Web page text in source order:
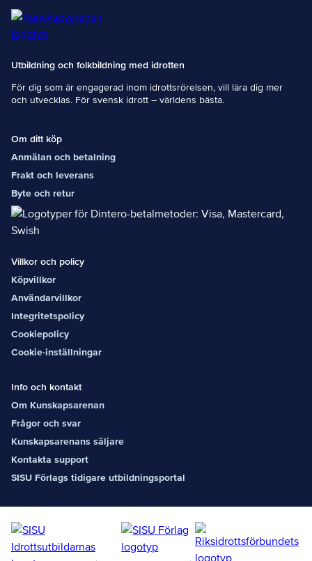
Utbildning och folkbildning med idrotten
För dig som är engagerad inom idrottsrörelsen, vill lära dig mer
och utvecklas. För svensk idrott – världens bästa.
Om ditt köp
Anmälan och betalning
Frakt och leverans
Byte och retur
Villkor och policy
Köpvillkor
Användarvillkor
Integritetspolicy
Cookiepolicy
Cookie-inställningar
Info och kontakt
Om Kunskapsarenan
Frågor och svar
Kunskapsarenans säljare
Kontakta support
SISU Förlags tidigare utbildningsportal